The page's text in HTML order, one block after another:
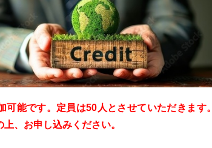
可能です。定員は50人とさせていただきます。
、お申し込みください。